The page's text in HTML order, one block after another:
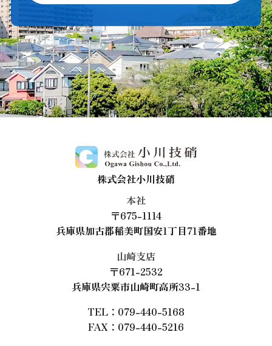
株式会社小川技硝
本社
〒675-1114
兵庫県加古郡稲美町国安1丁目71番地
山崎支店
〒671-2532
兵庫県宍粟市山崎町高所33-1
TEL：079-440-5168
FAX：079-440-5216